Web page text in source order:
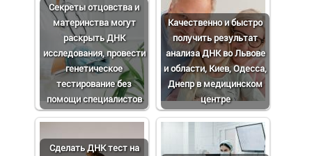
Cекреты отцовства и
материнства могут
раскрыть ДНК
исследования, провести
генетическое
тестирование без
помощи специалистов
Качественно и быстро
получить результат
анализа ДНК во Львове
и области, Киев, Одесса,
Днепр в медицинском
центре
Сделать ДНК тест на